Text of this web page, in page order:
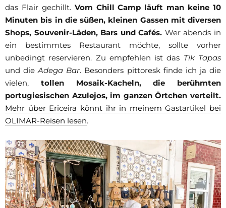
das Flair gechillt. Vom Chill Camp läuft man keine 10
Minuten bis in die süßen, kleinen Gassen mit diversen
Shops, Souvenir-Läden, Bars und Cafés. Wer abends in
ein bestimmtes Restaurant möchte, sollte vorher
unbedingt reservieren. Zu empfehlen ist das Tik Tapas
und dieAdega Bar. Besonders pittoresk finde ich ja die
vielen, tollen Mosaik-Kacheln, die berühmten
portugiesischen Azulejos, im ganzen Örtchen verteilt.
Mehr über Ericeira könnt ihr in meinem Gastartikel bei
OLIMAR-Reisen lesen.